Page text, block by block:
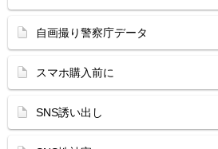
自画撮り警察庁データ
スマホ購入前に
SNS誘い出し